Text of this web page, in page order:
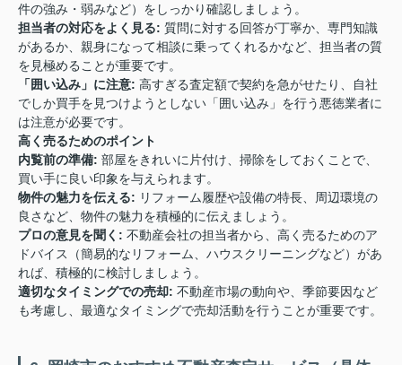
件の強み・弱みなど）をしっかり確認しましょう。
担当者の対応をよく見る: 質問に対する回答が丁寧か、専門知識
があるか、親身になって相談に乗ってくれるかなど、担当者の質
を見極めることが重要です。
「囲い込み」に注意: 高すぎる査定額で契約を急がせたり、自社
でしか買手を見つけようとしない「囲い込み」を行う悪徳業者に
は注意が必要です。
高く売るためのポイント
内覧前の準備: 部屋をきれいに片付け、掃除をしておくことで、
買い手に良い印象を与えられます。
物件の魅力を伝える: リフォーム履歴や設備の特長、周辺環境の
良さなど、物件の魅力を積極的に伝えましょう。
プロの意見を聞く: 不動産会社の担当者から、高く売るためのア
ドバイス（簡易的なリフォーム、ハウスクリーニングなど）があ
れば、積極的に検討しましょう。
適切なタイミングでの売却: 不動産市場の動向や、季節要因など
も考慮し、最適なタイミングで売却活動を行うことが重要です。